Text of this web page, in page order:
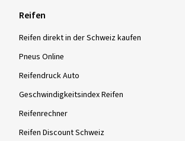
Reifen
Reifen direkt in der Schweiz kaufen
Pneus Online
Reifendruck Auto
Geschwindigkeitsindex Reifen
Reifenrechner
Reifen Discount Schweiz